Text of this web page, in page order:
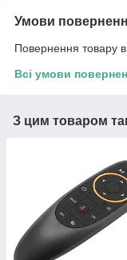
Умови
Повернення товару
Всі умови
З цим товаром